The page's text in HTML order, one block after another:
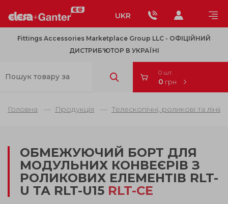
UKR
Fittings Accessories Marketplace Group LLC - OФІЦІЙНИЙ
ДИСТРИБ'ЮТОР В УКРАЇНІ
0 шт.
0 грн
Головна Продукція Телескопічні, роликові та
ОБМЕЖУЮЧИЙ БОРТ ДЛЯ
МОДУЛЬНИХ КОНВЕЄРІВ З
РОЛИКОВИХ ЕЛЕМЕНТІВ RLT-
U ТА RLT-U15 RLT-CE